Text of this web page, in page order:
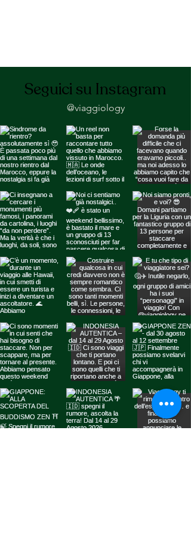
Seguici su Instagram
@viaggiology